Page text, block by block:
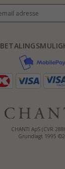
CHANTI ApS (CVR
Grundlagt 1995